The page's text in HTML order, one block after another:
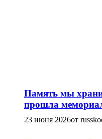
Память мы
прошла
23 июня 2026от